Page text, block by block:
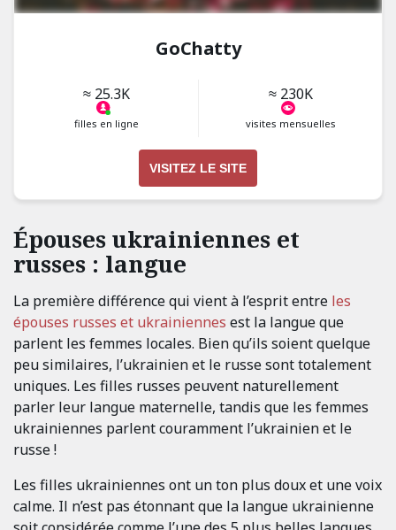
GoChatty
≈ 25.3K
filles en ligne
≈ 230K
visites mensuelles
VISITEZ LE SITE
Épouses ukrainiennes et
russes : langue
La première différence qui vient à l’esprit entre les
épouses russes et ukrainiennes est la langue que
parlent les femmes locales. Bien qu’ils soient quelque
peu similaires, l’ukrainien et le russe sont totalement
uniques. Les filles russes peuvent naturellement
parler leur langue maternelle, tandis que les femmes
ukrainiennes parlent couramment l’ukrainien et le
russe !
Les filles ukrainiennes ont un ton plus doux et une voix
calme. Il n’est pas étonnant que la langue ukrainienne